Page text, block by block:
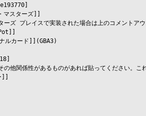
スターズ]]
ズ プレイスで実装された場合は上のコメントア
ルカード]](GBA3)
他関係性があるものがあれば貼ってください。こ
]]